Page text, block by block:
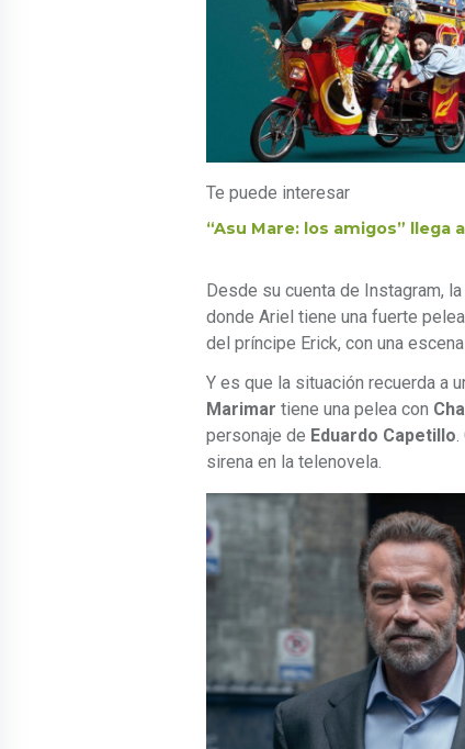
Te puede interesar
“Asu Mare: los amigos”
Desde su cuenta de Instagram,
donde Ariel tiene una fuerte
del príncipe Erick, con una
Y es que la situación recuerda a
Marimar tiene una pelea con
personaje de Eduardo Capetillo.
sirena en la telenovela.